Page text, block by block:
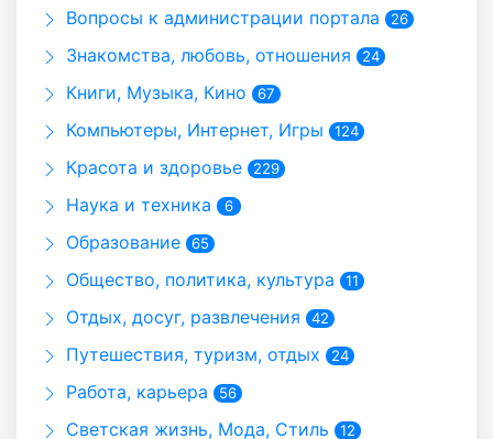
Вопросы к администрации портала 26
Знакомства, любовь, отношения 24
Книги, Музыка, Кино 67
Компьютеры, Интернет, Игры 124
Красота и здоровье 229
Наука и техника 6
Образование 65
Общество, политика, культура 11
Отдых, досуг, развлечения 42
Путешествия, туризм, отдых 24
Работа, карьера 56
Светская жизнь, Мода, Стиль 12